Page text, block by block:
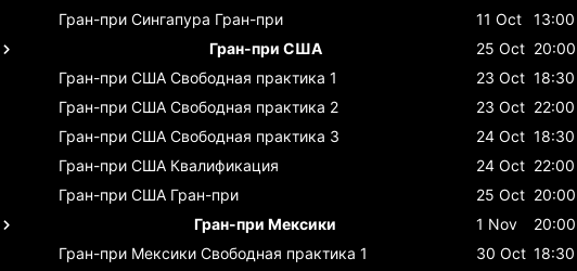
Гран-при Сингапура Гран-при 11 Oct
13:00
Гран-при США
25 Oct 20:00
Гран-при США Свободная практика 1 23 Oct 18:30
Гран-при США Свободная практика 2 23 Oct 22:00
Гран-при США Свободная практика 3 24 Oct 18:30
Гран-при США Квалификация 24 Oct 22:00
Гран-при США Гран-при 25 Oct 20:00
Гран-при Мексики
1 Nov
20:00
Гран-при Мексики Свободная практика 1 30 Oct 18:30